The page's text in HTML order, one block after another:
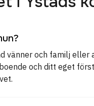
och familj eller
och ditt eget